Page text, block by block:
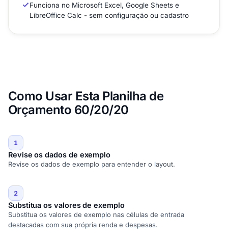
Funciona no Microsoft Excel, Google Sheets e
LibreOffice Calc - sem configuração ou cadastro
Como Usar Esta Planilha de
Orçamento 60/20/20
1
Revise os dados de exemplo
Revise os dados de exemplo para entender o layout.
2
Substitua os valores de exemplo
Substitua os valores de exemplo nas células de entrada
destacadas com sua própria renda e despesas.